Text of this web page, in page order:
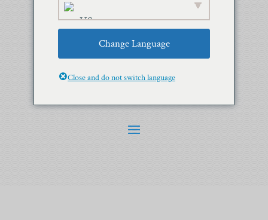
Change Language
Close and do not switch language